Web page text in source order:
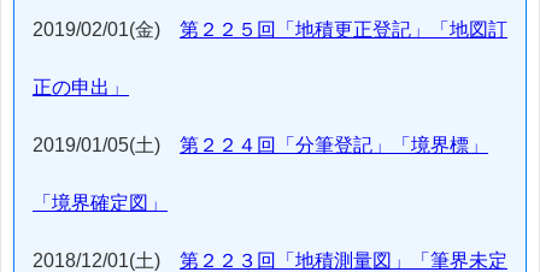
2019/02/01(金) 第２２５回「地積更正登記」「地図訂
正の申出」
2019/01/05(土) 第２２４回「分筆登記」「境界標」
「境界確定図」
2018/12/01(土) 第２２３回「地積測量図」「筆界未定